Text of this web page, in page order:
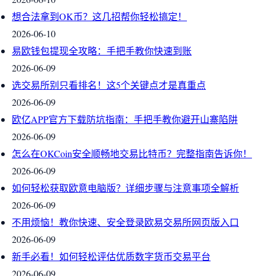
想合法拿到OK币？这几招帮你轻松搞定！
2026-06-10
易欧钱包提现全攻略：手把手教你快速到账
2026-06-09
选交易所别只看排名！这5个关键点才是真重点
2026-06-09
欧亿APP官方下载防坑指南：手把手教你避开山寨陷阱
2026-06-09
怎么在OKCoin安全顺畅地交易比特币？完整指南告诉你！
2026-06-09
如何轻松获取欧意电脑版？详细步骤与注意事项全解析
2026-06-09
不用烦恼！教你快速、安全登录欧易交易所网页版入口
2026-06-09
新手必看！如何轻松评估优质数字货币交易平台
2026-06-09